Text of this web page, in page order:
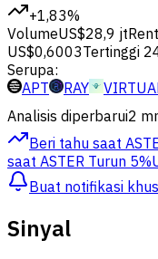
+1,83%
VolumeUS$28,9 jt
US$0,6003Tertinggi
Serupa:
APT
RAY
Analisis diperbarui2
Beri tahu saat
saat ASTER Turun 5%
Buat notifikasi
Sinyal